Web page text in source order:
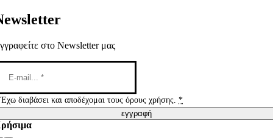
στο Newsletter μας
Έχω διαβάσει και αποδέχομαι τους όρους χρήσης.*
εγγραφή